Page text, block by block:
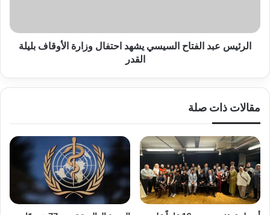
بليلة
القدرالرئيس عبد الفتاح السيسي يشهد احتفال وزارة الأوقاف بليلة
القدر
مقالات ذات صلة